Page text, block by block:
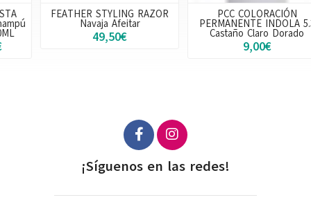
FEATHER STYLING RAZOR
Navaja Afeitar
49,50€
PCC COLORACIÓN
PERMANENTE INDOLA 5.3
Castaño Claro Dorado
¡Síguenos en las redes!